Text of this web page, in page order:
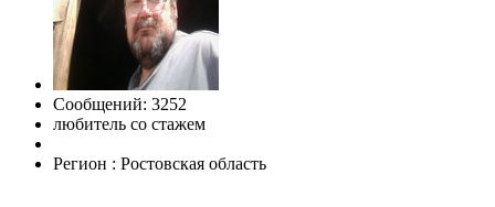
Сообщений: 3252
любитель со стажем
Регион : Ростовская область